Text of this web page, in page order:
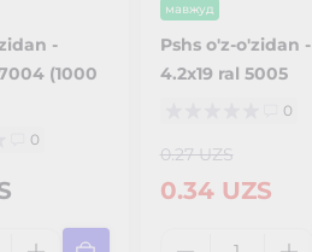
-
(1000
0
мавжуд
Pshs o'z-o'zidan -
4.2x19 ral 5005
0
0.27 UZS
0.34 UZS